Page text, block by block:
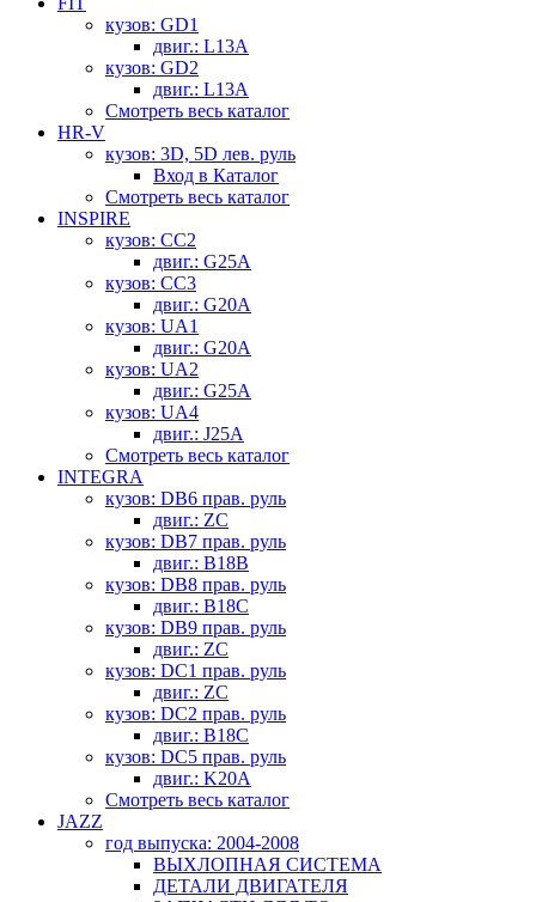
кузов: GD1
двиг.: L13A
кузов: GD2
двиг.: L13A
Смотреть весь каталог
HR-V
кузов: 3D, 5D лев. руль
Вход в Каталог
Смотреть весь каталог
INSPIRE
кузов: CC2
двиг.: G25A
кузов: CC3
двиг.: G20A
кузов: UA1
двиг.: G20A
кузов: UA2
двиг.: G25A
кузов: UA4
двиг.: J25A
Смотреть весь каталог
INTEGRA
кузов: DB6 прав. руль
двиг.: ZC
кузов: DB7 прав. руль
двиг.: B18B
кузов: DB8 прав. руль
двиг.: B18C
кузов: DB9 прав. руль
двиг.: ZC
кузов: DC1 прав. руль
двиг.: ZC
кузов: DC2 прав. руль
двиг.: B18C
кузов: DC5 прав. руль
двиг.: K20A
Смотреть весь каталог
JAZZ
год выпуска: 2004-2008
ВЫХЛОПНАЯ СИСТЕМА
ДЕТАЛИ ДВИГАТЕЛЯ